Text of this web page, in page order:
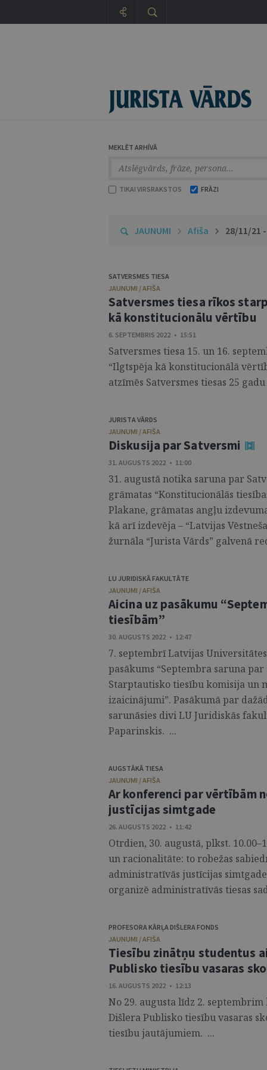
MEKLĒT ARHĪVĀ
TIKAI VIRSRAKSTOS FRĀZI
JAUNUMI Afiša 28/11/21
SATVERSMES TIESA
JAUNUMI / AFIŠA
Satversmes tiesa rīkos
kā konstitucionālu vērtību
6. SEPTEMBRIS 2022 • 15:51
Satversmes tiesa 15. un 16.
“Ilgtspēja kā konstitucionālā
atzīmēs Satversmes tiesas 25
JURISTA VĀRDS
JAUNUMI / AFIŠA
Diskusija par Satversmi
31. AUGUSTS 2022 • 11:00
31. augustā notika saruna par
grāmatas “Konstitucionālās
Plakane, grāmatas angļu
kā arī izdevēja – “Latvijas
žurnāla “Jurista Vārds” galvenā
LU JURIDISKĀ FAKULTĀTE
JAUNUMI / AFIŠA
Aicina uz pasākumu
tiesībām”
30. AUGUSTS 2022 • 12:47
7. septembrī Latvijas
pasākums “Septembra saruna
Starptautisko tiesību komisija un
izaicinājumi”. Pasākumā par
sarunāsies divi LU Juridiskās
Paparinskis. ...
AUGSTĀKĀ TIESA
JAUNUMI / AFIŠA
Ar konferenci par vērtībām
justīcijas simtgade
26. AUGUSTS 2022 • 11:42
Otrdien, 30. augustā, plkst.
un racionalitāte: to robežas
administratīvās justīcijas
organizē administratīvās tiesas
PROFESORA KĀRĻA DIŠLERA FONDS
JAUNUMI / AFIŠA
Tiesību zinātņu studentus
Publisko tiesību vasaras
16. AUGUSTS 2022 • 12:13
No 29. augusta līdz 2.
Dišlera Publisko tiesību vasaras
tiesību jautājumiem. ...